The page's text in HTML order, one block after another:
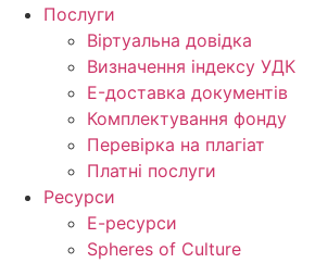
Послуги
Віртуальна довідка
Визначення індексу УДК
E-доставка документів
Комплектування фонду
Перевірка на плагіат
Платні послуги
Ресурси
Е-ресурси
Spheres of Culture